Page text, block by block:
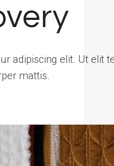
adipiscing elit. Ut elit
mattis.